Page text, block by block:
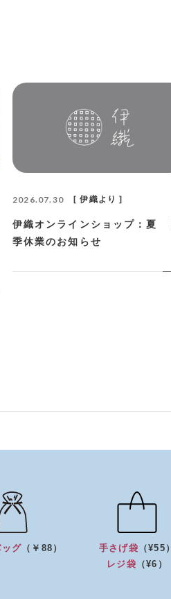
2026.07.30 伊織より
伊織オンラインショップ：夏
季休業のお知らせ
グ （￥88） 手さげ袋 （¥55）
レジ袋 （¥6）